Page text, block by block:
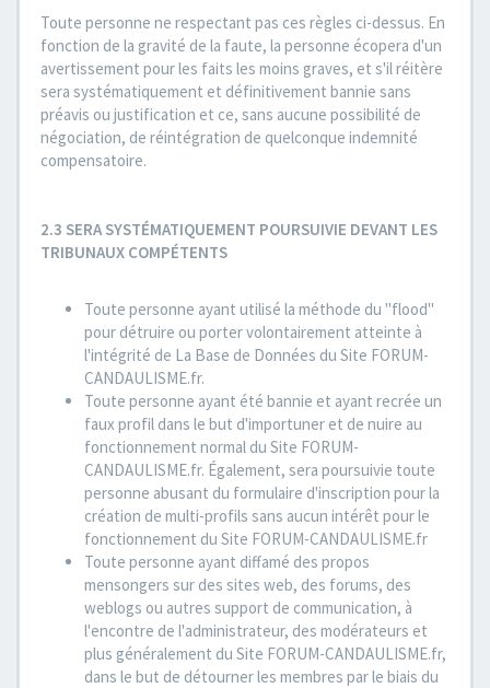
Toute personne ne respectant pas ces règles ci-dessus. En
fonction de la gravité de la faute, la personne écopera d'un
avertissement pour les faits les moins graves, et s'il réitère
sera systématiquement et définitivement bannie sans
préavis ou justification et ce, sans aucune possibilité de
négociation, de réintégration de quelconque indemnité
compensatoire.
2.3 SERA SYSTÉMATIQUEMENT POURSUIVIE DEVANT LES
TRIBUNAUX COMPÉTENTS
Toute personne ayant utilisé la méthode du "flood"
pour détruire ou porter volontairement atteinte à
l'intégrité de La Base de Données du Site FORUM-
CANDAULISME.fr.
Toute personne ayant été bannie et ayant recrée un
faux profil dans le but d'importuner et de nuire au
fonctionnement normal du Site FORUM-
CANDAULISME.fr. Également, sera poursuivie toute
personne abusant du formulaire d'inscription pour la
création de multi-profils sans aucun intérêt pour le
fonctionnement du Site FORUM-CANDAULISME.fr
Toute personne ayant diffamé des propos
mensongers sur des sites web, des forums, des
weblogs ou autres support de communication, à
l'encontre de l'administrateur, des modérateurs et
plus généralement du Site FORUM-CANDAULISME.fr,
dans le but de détourner les membres par le biais du